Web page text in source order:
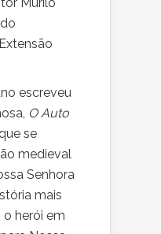
Murilo
escreveu
O Auto
se
medieval
Senhora
mais
herói em